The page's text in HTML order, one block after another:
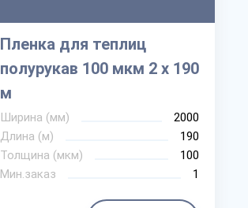
Пленка для теплиц
полурукав 100 мкм 2 х 190
м
Ширина (мм)
2000
Длина (м)
190
Толщина (мкм)
100
Мин.заказ
1